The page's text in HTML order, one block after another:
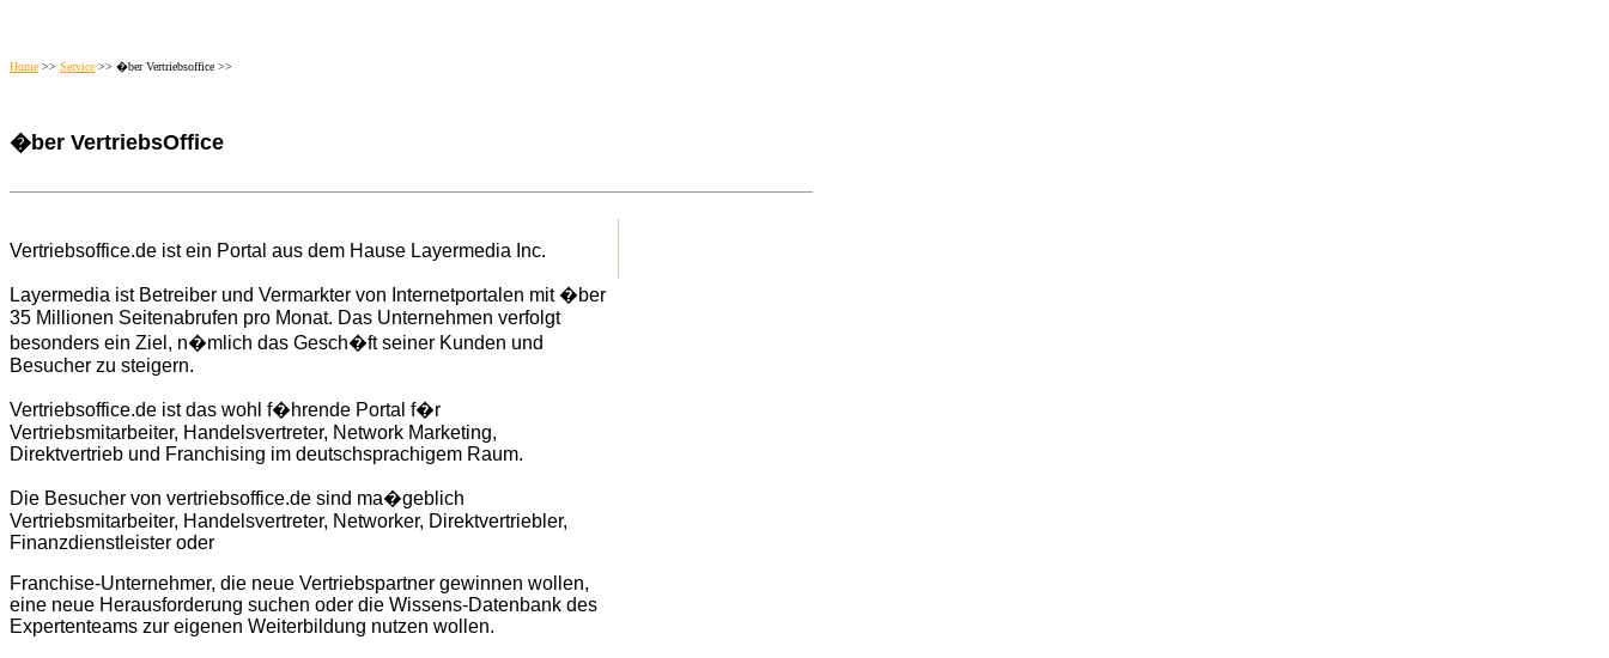
Home >> Service >> �ber Vertriebsoffice >>
�ber VertriebsOffice
Vertriebsoffice.de ist ein Portal aus dem Hause Layermedia Inc.
Layermedia ist Betreiber und Vermarkter von Internetportalen mit �ber
35 Millionen Seitenabrufen pro Monat. Das Unternehmen verfolgt
besonders ein Ziel, n�mlich das Gesch�ft seiner Kunden und
Besucher zu steigern.
Vertriebsoffice.de ist das wohl f�hrende Portal f�r
Vertriebsmitarbeiter, Handelsvertreter, Network Marketing,
Direktvertrieb und Franchising im deutschsprachigem Raum.
Die Besucher von vertriebsoffice.de sind ma�geblich
Vertriebsmitarbeiter, Handelsvertreter, Networker, Direktvertriebler,
Finanzdienstleister oder
Franchise-Unternehmer, die neue Vertriebspartner gewinnen wollen,
eine neue Herausforderung suchen oder die Wissens-Datenbank des
Expertenteams zur eigenen Weiterbildung nutzen wollen.